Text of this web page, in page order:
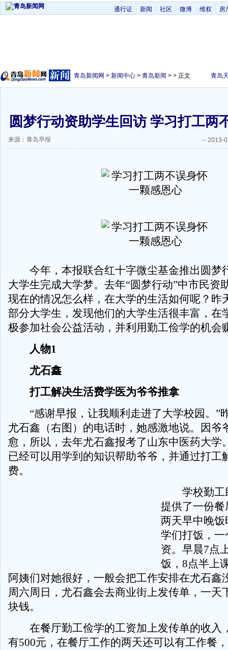
通行证 新闻 社区 微博 维权 房
青岛新闻网 > 新闻中心 > 青岛新闻 > > 正文 青岛
圆梦行动资助学生回访 学习打工两
来源：青岛早报 -- 2013-
今年，本报联合红十字微尘基金推出圆梦
大学生完成大学梦。去年“圆梦行动”中市民资
现在的情况怎么样，在大学的生活如何呢？昨
部分大学生，发现他们的大学生活很丰富，在
极参加社会公益活动，并利用勤工俭学的机会
人物1
尤石鑫
打工解决生活费学医为爷爷推拿
“感谢早报，让我顺利走进了大学校园。”
尤石鑫（右图）的电话时，她感激地说。因爷
愈，所以，去年尤石鑫报考了山东中医药大学
已经可以用学到的知识帮助爷爷，并通过打工
费。
学校勤工
提供了一份
两天早中晚
学们打饭，一
资。早晨7点
饭，8点半上
阿姨们对她很好，一般会把工作安排在尤石鑫
周六周日，尤石鑫会去商业街上发传单，一天
块钱。
在餐厅勤工俭学的工资加上发传单的收入
有500元，在餐厅工作的两天还可以有工作餐